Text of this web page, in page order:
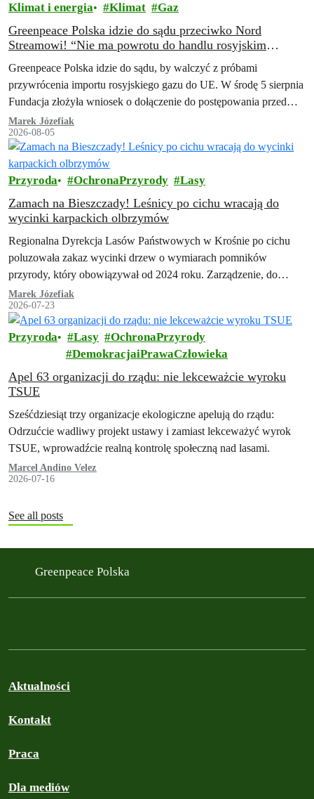
Klimat i energia Klimat Gaz
Greenpeace Polska idzie do sądu przeciwko Nord
Streamowi! “Nie ma powrotu do handlu rosyjskim
Greenpeace Polska idzie do sądu, by walczyć z próbami
przywrócenia importu rosyjskiego gazu do UE. W środę 5 sierpnia
Fundacja złożyła wniosek o dołączenie do postępowania przed
Trybunałem Sprawiedliwości Unii…
Marek Józefiak
2026-08-05
Przyroda OchronaPrzyrody Lasy
Zamach na Bieszczady! Leśnicy po cichu wracają do
wycinki karpackich olbrzymów
Regionalna Dyrekcja Lasów Państwowych w Krośnie po cichu
poluzowała zakaz wycinki drzew o wymiarach pomników
przyrody, który obowiązywał od 2024 roku. Zarządzenie, do
którego dotarła Inicjatywa Dzikie Karpaty, przewiduje szeroki…
Marek Józefiak
2026-07-23
Przyroda Lasy
OchronaPrzyrody
DemokracjaiPrawaCzłowieka
Apel 63 organizacji do rządu: nie lekceważcie wyroku
TSUE
Sześćdziesiąt trzy organizacje ekologiczne apelują do rządu:
Odrzućcie wadliwy projekt ustawy i zamiast lekceważyć wyrok
TSUE, wprowadźcie realną kontrolę społeczną nad lasami.
Marcel Andino Velez
2026-07-16
See all posts
Greenpeace Polska
Aktualności
Kontakt
Praca
Dla mediów